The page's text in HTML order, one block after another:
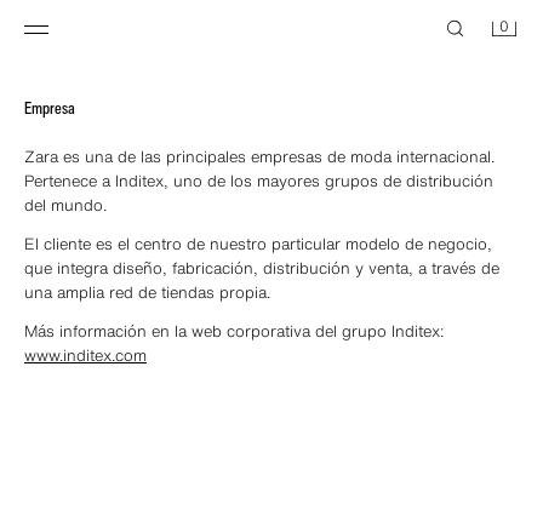
0
Empresa
Zara es una de las principales empresas de moda internacional.
Pertenece a Inditex, uno de los mayores grupos de distribución
del mundo.
El cliente es el centro de nuestro particular modelo de negocio,
que integra diseño, fabricación, distribución y venta, a través de
una amplia red de tiendas propia.
Más información en la web corporativa del grupo Inditex:
www.inditex.com